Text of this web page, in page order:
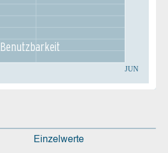
JUN
Benutz­barkeit
Einzelwerte